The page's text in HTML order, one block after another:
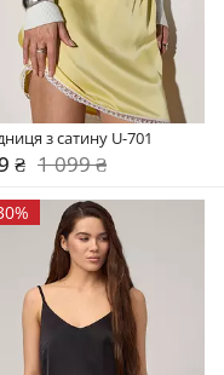
з сатину U-701
₴ 1 099 ₴